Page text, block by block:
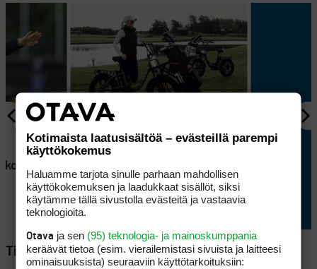
AJANKOHTAISTA
Lappajärvellä kisataan
erikoisessa golftriathlonissa
Tilaa Golfpisteen uutiskirje
Kotimaista laatusisältöä – evästeillä parempi
käyttökokemus
Haluamme tarjota sinulle parhaan mahdollisen
käyttökokemuksen ja laadukkaat sisällöt, siksi
käytämme tällä sivustolla evästeitä ja vastaavia
teknologioita.
Otava ja sen (95) teknologia- ja mainoskumppania
keräävät tietoa (esim. vierailemis­tasi sivuista ja laitteesi
ominaisuuk­sista) seuraaviin käyttötarkoituksiin: